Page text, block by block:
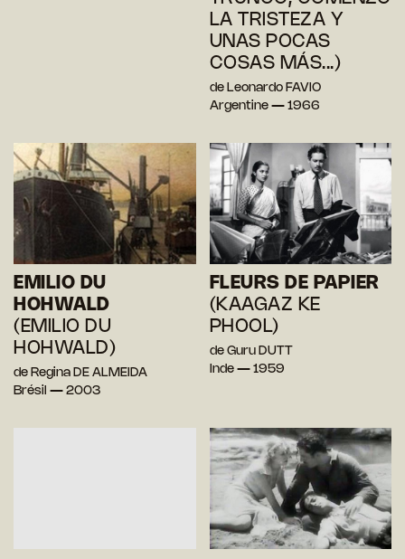
LA TRISTEZA Y
UNAS POCAS
COSAS MÁS...)
de Leonardo FAVIO
Argentine — 1966
EMILIO DU
HOHWALD
(EMILIO DU
HOHWALD)
de Regina DE ALMEIDA
Brésil — 2003
FLEURS DE PAPIER
(KAAGAZ KE
PHOOL)
de Guru DUTT
Inde — 1959